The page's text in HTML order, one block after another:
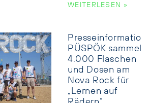
WEITERLESEN »
Presseinformation:
PÜSPÖK sammelt
4.000 Flaschen
und Dosen am
Nova Rock für
„Lernen auf